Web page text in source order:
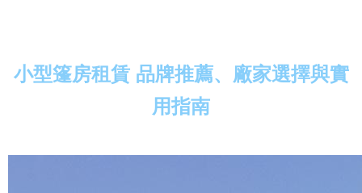
小型篷房租賃 品牌推薦、廠家選擇與實
用指南